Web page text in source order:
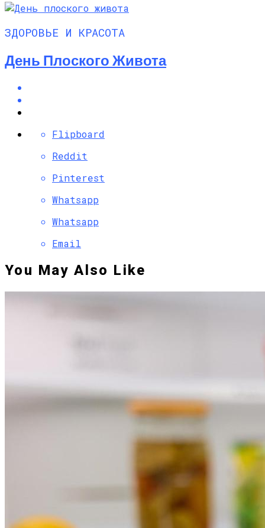
ЗДОРОВЬЕ И КРАСОТА
День Плоского Живота
Flipboard
Reddit
Pinterest
Whatsapp
Whatsapp
Email
You May Also Like